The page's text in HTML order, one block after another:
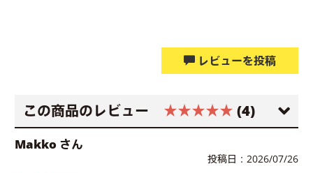
レビューを投稿
この商品のレビュー ★★★★★ (4)
Makko さん
投稿日：2026/07/26